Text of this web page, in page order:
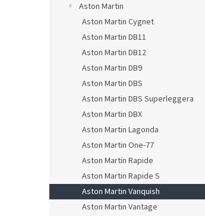
Aston Martin
Aston Martin Cygnet
Aston Martin DB11
Aston Martin DB12
Aston Martin DB9
Aston Martin DBS
Aston Martin DBS Superleggera
Aston Martin DBX
Aston Martin Lagonda
Aston Martin One-77
Aston Martin Rapide
Aston Martin Rapide S
Aston Martin Vanquish
Aston Martin Vantage